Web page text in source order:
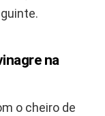
na
o cheiro de